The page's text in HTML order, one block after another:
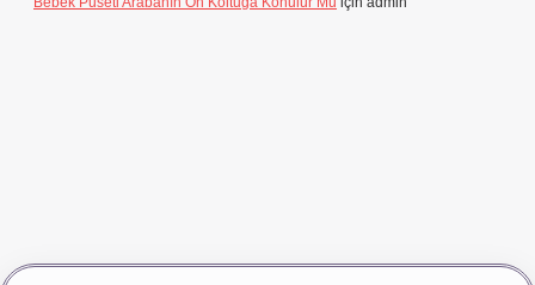
vdcasino girişbetexper